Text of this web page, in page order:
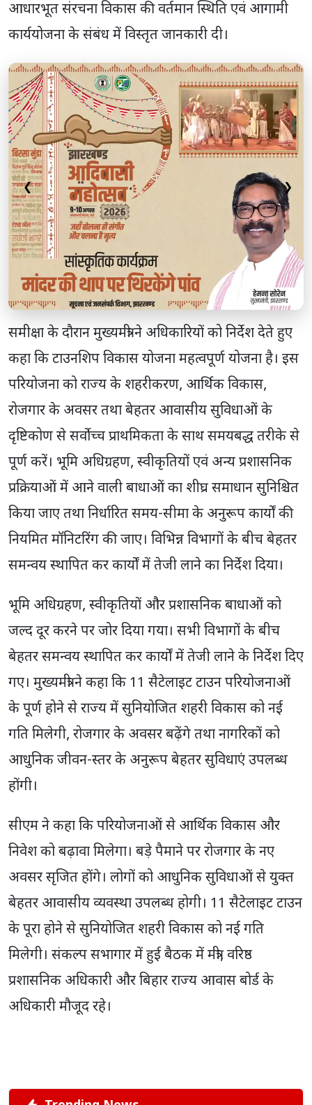
आधारभूत संरचना विकास की वर्तमान स्थिति एवं आगामी
कार्ययोजना के संबंध में विस्तृत जानकारी दी।
❮ ❯
समीक्षा के दौरान मुख्यमंत्री ने अधिकारियों को निर्देश देते हुए
कहा कि टाउनशिप विकास योजना महत्वपूर्ण योजना है। इस
परियोजना को राज्य के शहरीकरण, आर्थिक विकास,
रोजगार के अवसर तथा बेहतर आवासीय सुविधाओं के
दृष्टिकोण से सर्वोच्च प्राथमिकता के साथ समयबद्ध तरीके से
पूर्ण करें। भूमि अधिग्रहण, स्वीकृतियों एवं अन्य प्रशासनिक
प्रक्रियाओं में आने वाली बाधाओं का शीघ्र समाधान सुनिश्चित
किया जाए तथा निर्धारित समय-सीमा के अनुरूप कार्यों की
नियमित मॉनिटरिंग की जाए। विभिन्न विभागों के बीच बेहतर
समन्वय स्थापित कर कार्यों में तेजी लाने का निर्देश दिया।
भूमि अधिग्रहण, स्वीकृतियों और प्रशासनिक बाधाओं को
जल्द दूर करने पर जोर दिया गया। सभी विभागों के बीच
बेहतर समन्वय स्थापित कर कार्यों में तेजी लाने के निर्देश दिए
गए। मुख्यमंत्री ने कहा कि 11 सैटेलाइट टाउन परियोजनाओं
के पूर्ण होने से राज्य में सुनियोजित शहरी विकास को नई
गति मिलेगी, रोजगार के अवसर बढ़ेंगे तथा नागरिकों को
आधुनिक जीवन-स्तर के अनुरूप बेहतर सुविधाएं उपलब्ध
होंगी।
सीएम ने कहा कि परियोजनाओं से आर्थिक विकास और
निवेश को बढ़ावा मिलेगा। बड़े पैमाने पर रोजगार के नए
अवसर सृजित होंगे। लोगों को आधुनिक सुविधाओं से युक्त
बेहतर आवासीय व्यवस्था उपलब्ध होगी। 11 सैटेलाइट टाउन
के पूरा होने से सुनियोजित शहरी विकास को नई गति
मिलेगी। संकल्प सभागार में हुई बैठक में मंत्री, वरिष्ठ
प्रशासनिक अधिकारी और बिहार राज्य आवास बोर्ड के
अधिकारी मौजूद रहे।